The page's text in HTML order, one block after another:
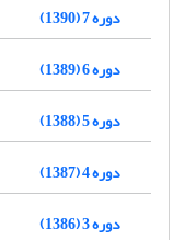
دوره 7 (1390)
دوره 6 (1389)
دوره 5 (1388)
دوره 4 (1387)
دوره 3 (1386)